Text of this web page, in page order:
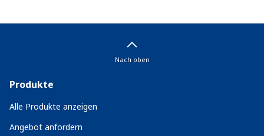
Nach oben
Produkte
Alle Produkte anzeigen
Angebot anfordern